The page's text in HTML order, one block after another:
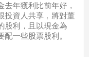
去年獲利比前年好，
投資人共享，將對董
股利，且以現金為
配一些股票股利。